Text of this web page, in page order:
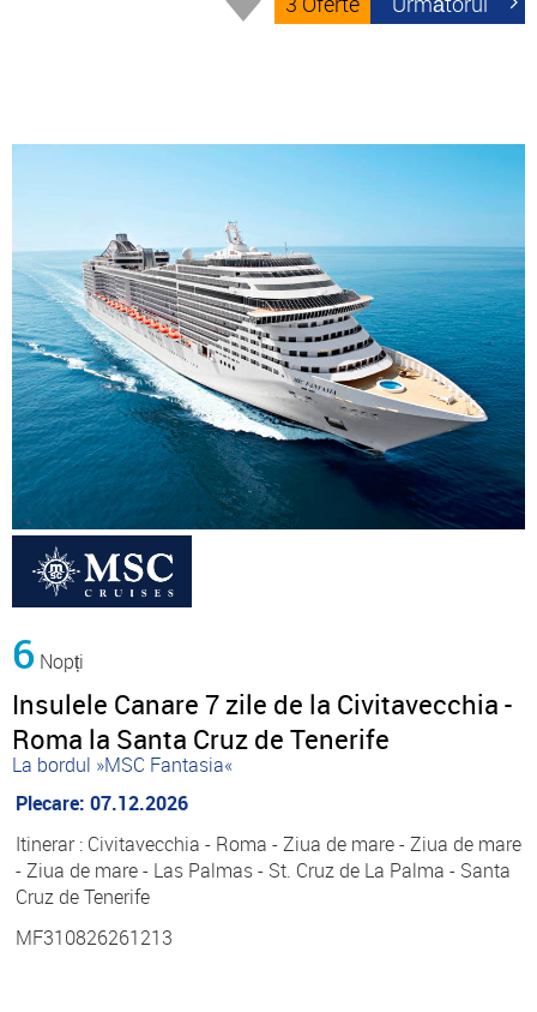
6 Nopți
Insulele Canare 7 zile de la Civitavecchia -
Roma la Santa Cruz de Tenerife
La bordul »MSC Fantasia«
Plecare: 07.12.2026
Itinerar : Civitavecchia - Roma - Ziua de mare - Ziua de mare
- Ziua de mare - Las Palmas - St. Cruz de La Palma - Santa
Cruz de Tenerife
MF310826261213